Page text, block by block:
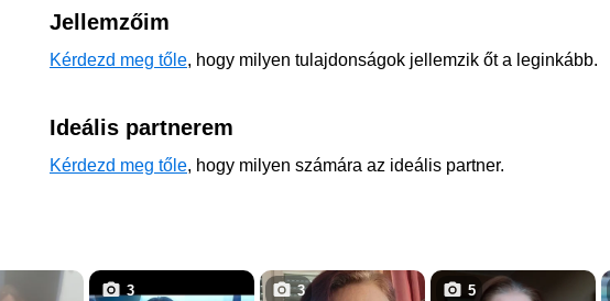
Jellemzőim
Kérdezd meg tőle, hogy milyen tulajdonságok jellemzik őt a leginkább.
Ideális partnerem
Kérdezd meg tőle, hogy milyen számára az ideális partner.
3 3 5